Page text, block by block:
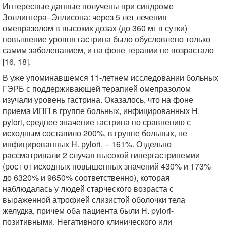
Интересные данные получены при синдроме
Золлингера–Эллисона: через 5 лет лечения
омепразолом в высоких дозах (до 360 мг в сутки)
повышение уровня гастрина было обусловлено только
самим заболеванием, и на фоне терапии не возрастало
[16, 18].
В уже упоминавшемся 11-летнем исследовании больных
ГЭРБ с поддерживающей терапией омепразолом
изучали уровень гастрина. Оказалось, что на фоне
приема ИПП в группе больных, инфицированных H.
pylori, среднее значение гастрина по сравнению с
исходным составило 200%, в группе больных, не
инфицированных H. рylori, – 161%. Отдельно
рассматривали 2 случая высокой гипергастринемии
(рост от исходных повышенных значений 430% и 173%
до 6320% и 9650% соответственно), которая
наблюдалась у людей старческого возраста с
выраженной атрофией слизистой оболочки тела
желудка, причем оба пациента были H. pylori-
позитивными. Негативного клинического или